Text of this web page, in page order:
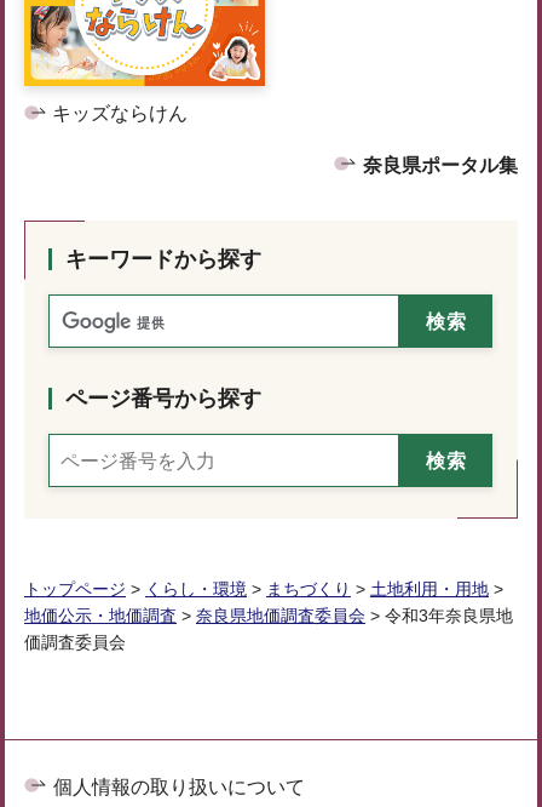
キッズならけん
奈良県ポータル集
キーワードから探す
ページ番号から探す
トップページ > くらし・環境 > まちづくり > 土地利用・用地 >
地価公示・地価調査 > 奈良県地価調査委員会 > 令和3年奈良県地
価調査委員会
個人情報の取り扱いについて